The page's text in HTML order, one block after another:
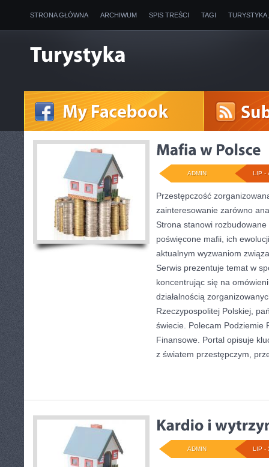
STRONA GŁÓWNA ARCHIWUM SPIS TREŚCI TAGI
LIP -
ADMIN
Przestępczość
zainteresowanie zarówno
Strona stanowi
poświęcone mafii, ich
aktualnym wyzwaniom
Serwis prezentuje temat w
koncentrując się na
działalnością
Rzeczypospolitej Polskiej,
świecie. Polecam Podziemie
Finansowe. Portal opisuje
z światem przestępczym,
LIP -
ADMIN